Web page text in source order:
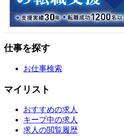
仕事を探す
お仕事検索
マイリスト
おすすめの求人
キープ中の求人
求人の閲覧履歴